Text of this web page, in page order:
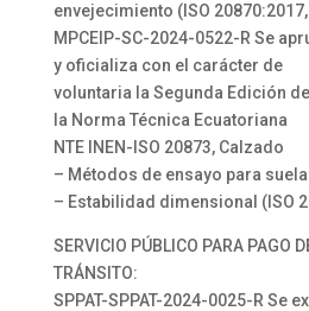
envejecimiento (ISO 20870:2017,
MPCEIP-SC-2024-0522-R Se
y oficializa con el carácter de
voluntaria la Segunda Edición de
la Norma Técnica Ecuatoriana
NTE INEN-ISO 20873, Calzado
– Métodos de ensayo para
– Estabilidad dimensional (ISO
SERVICIO PÚBLICO PARA PAGO
TRÁNSITO:
SPPAT-SPPAT-2024-0025-R Se